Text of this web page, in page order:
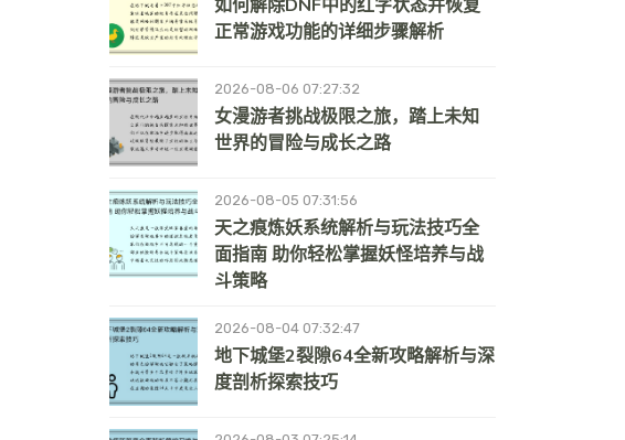
如何解除DNF中的红字状态并恢复
正常游戏功能的详细步骤解析
2026-08-06 07:27:32
女漫游者挑战极限之旅，踏上未知
世界的冒险与成长之路
2026-08-05 07:31:56
天之痕炼妖系统解析与玩法技巧全
面指南 助你轻松掌握妖怪培养与战
斗策略
2026-08-04 07:32:47
地下城堡2裂隙64全新攻略解析与深
度剖析探索技巧